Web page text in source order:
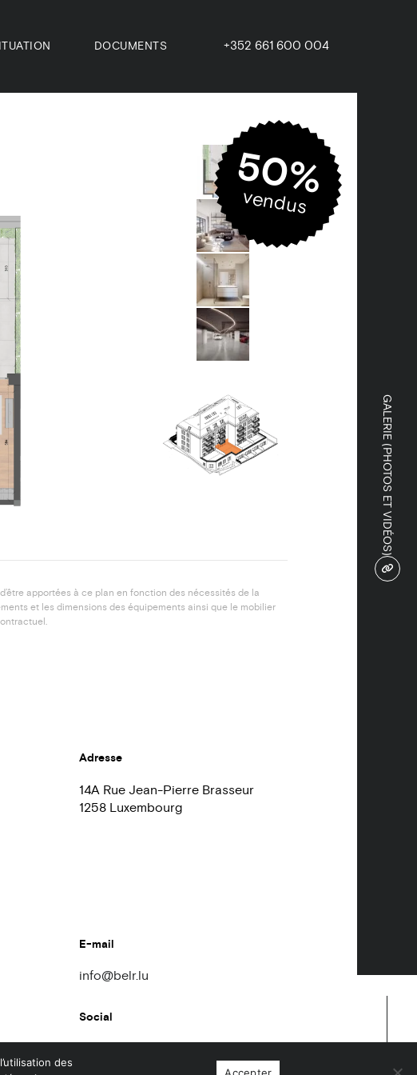
DOCUMENTS +352 661 600 004
50%
vendus
apportées à ce plan en fonction des nécessités de la
et les dimensions des équipements ainsi que le mobilier
Adresse
14A Rue Jean-Pierre Brasseur
1258 Luxembourg
E-mail
info@belr.lu
Social
GALERIE (PHOTOS ET VIDÉOS)
des
Accepter